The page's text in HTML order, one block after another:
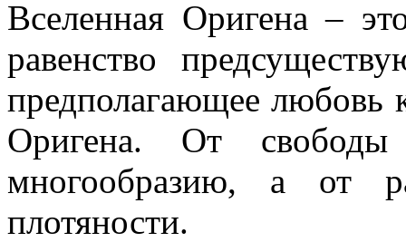
Вселенная Оригена –
равенство
предполагающее любовь
Оригена. От
многообразию, а от
плотяности.